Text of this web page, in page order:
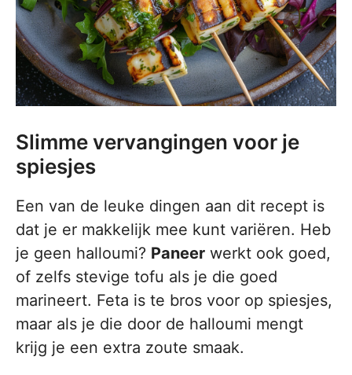
Slimme vervangingen voor je
spiesjes
Een van de leuke dingen aan dit recept is
dat je er makkelijk mee kunt variëren. Heb
je geen halloumi? Paneer werkt ook goed,
of zelfs stevige tofu als je die goed
marineert. Feta is te bros voor op spiesjes,
maar als je die door de halloumi mengt
krijg je een extra zoute smaak.